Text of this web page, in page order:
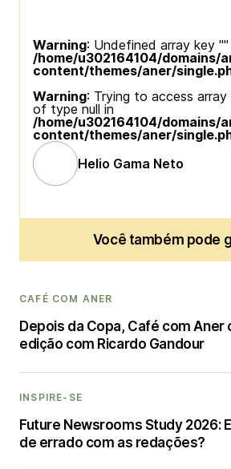
Warning: Undefined array key ""
/home/u302164104/domains/
content/themes/aner/
Warning: Trying to access
of type null in
/home/u302164104/domains/
content/themes/aner/
Helio Gama Neto
Você também pode
CAFÉ COM ANER
Depois da Copa, Café com Aner
edição com Ricardo Gandour
INSPIRE-SE
Future Newsrooms Study 2026:
de errado com as redações?